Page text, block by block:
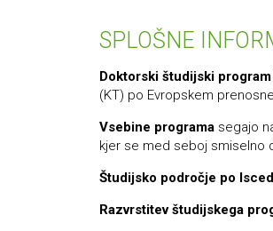
SPLOŠNE
Doktorski študijski
(KT) po Evropskem
Vsebine programa segajo
kjer se med seboj smiselno
Študijsko področje po
Razvrstitev študijskega